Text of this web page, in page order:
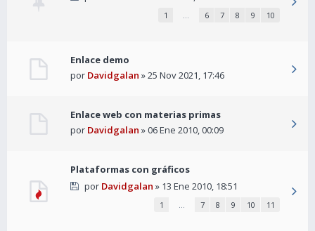
1 … 6 7 8 9 10
Enlace demo
por Davidgalan » 25 Nov 2021, 17:46
Enlace web con materias primas
por Davidgalan » 06 Ene 2010, 00:09
Plataformas con gráficos
por Davidgalan » 13 Ene 2010, 18:51
1 … 7 8 9 10 11